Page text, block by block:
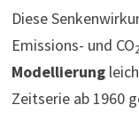
Diese
Emissions- und CO
Modellierung
Zeitserie ab 1960